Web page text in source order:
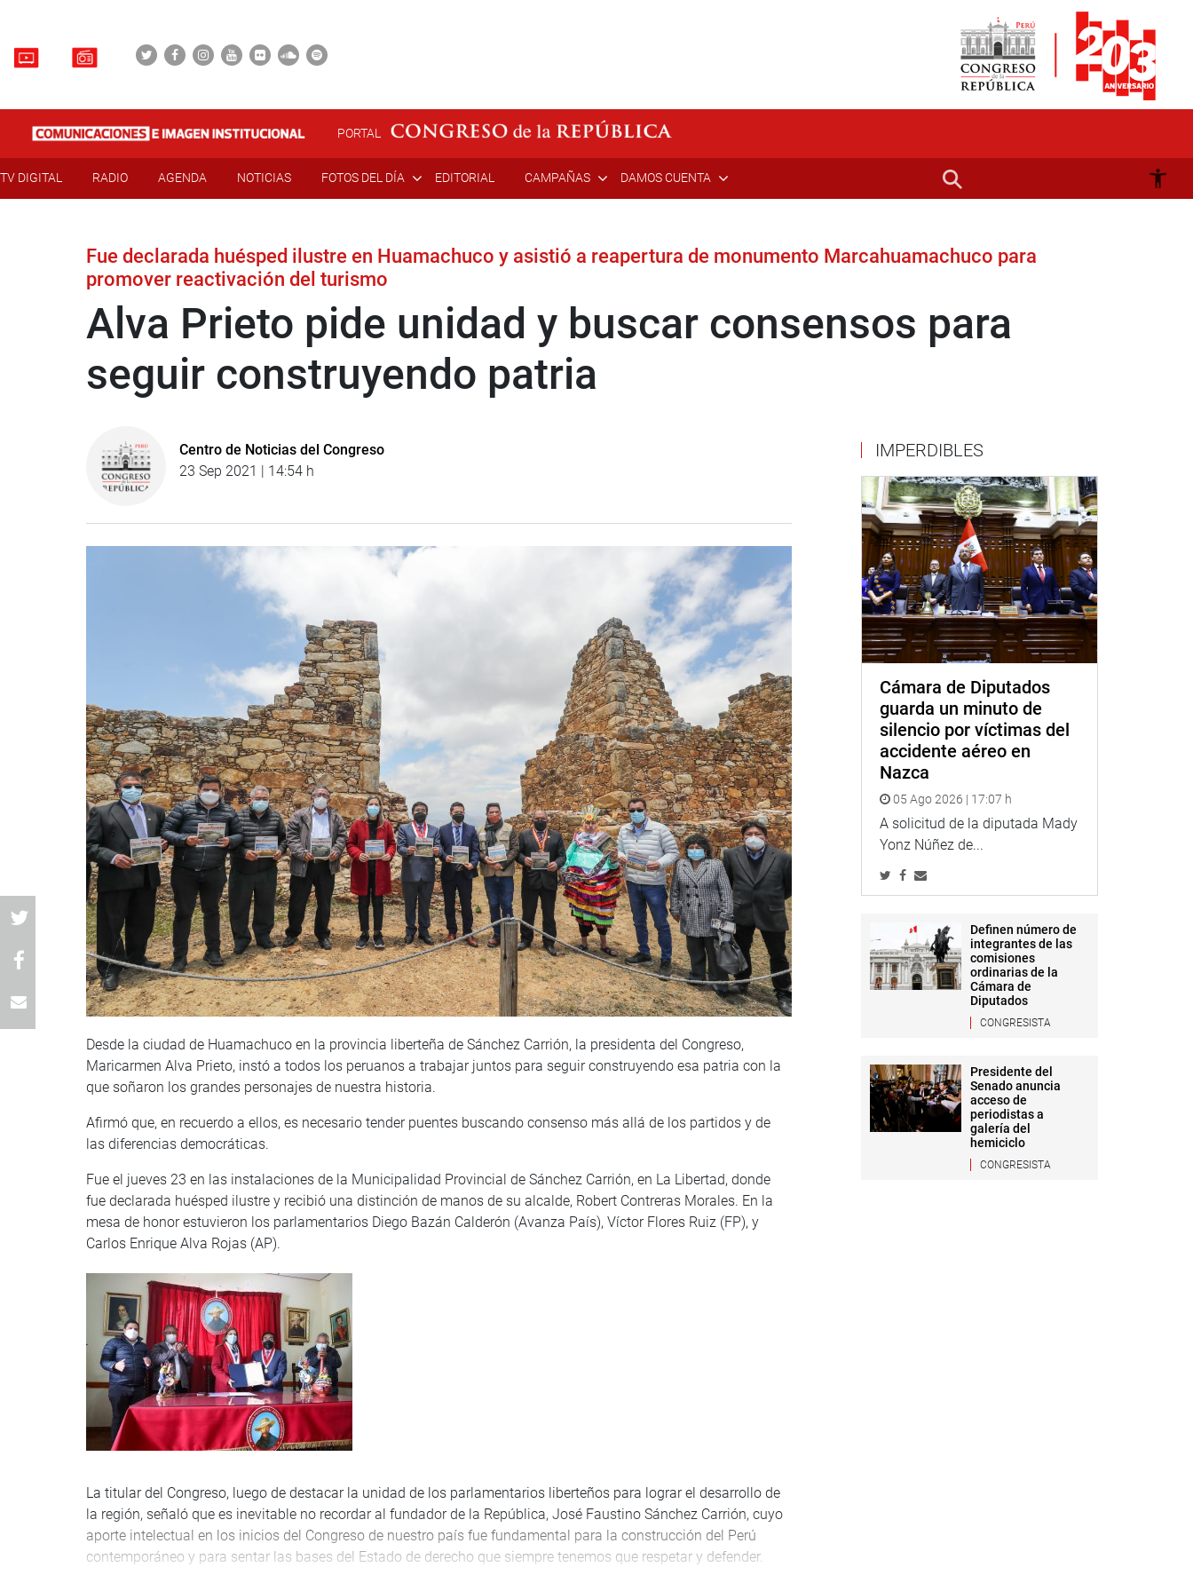
PORTAL
TV DIGITAL RADIO AGENDA NOTICIAS FOTOS DEL DÍA EDITORIAL CAMPAÑAS DAMOS CUENTA
Fue declarada huésped ilustre en Huamachuco y asistió a reapertura de monumento Marcahuamachuco para
promover reactivación del turismo
Alva Prieto pide unidad y buscar consensos para
seguir construyendo patria
Centro de Noticias del Congreso
23 Sep 2021 | 14:54 h
Desde la ciudad de Huamachuco en la provincia liberteña de Sánchez Carrión, la presidenta del Congreso,
Maricarmen Alva Prieto, instó a todos los peruanos a trabajar juntos para seguir construyendo esa patria con la
que soñaron los grandes personajes de nuestra historia.
Afirmó que, en recuerdo a ellos, es necesario tender puentes buscando consenso más allá de los partidos y de
las diferencias democráticas.
Fue el jueves 23 en las instalaciones de la Municipalidad Provincial de Sánchez Carrión, en La Libertad, donde
fue declarada huésped ilustre y recibió una distinción de manos de su alcalde, Robert Contreras Morales. En la
mesa de honor estuvieron los parlamentarios Diego Bazán Calderón (Avanza País), Víctor Flores Ruiz (FP), y
Carlos Enrique Alva Rojas (AP).
La titular del Congreso, luego de destacar la unidad de los parlamentarios liberteños para lograr el desarrollo de
la región, señaló que es inevitable no recordar al fundador de la República, José Faustino Sánchez Carrión, cuyo
aporte intelectual en los inicios del Congreso de nuestro país fue fundamental para la construcción del Perú
contemporáneo y para sentar las bases del Estado de derecho que siempre tenemos que respetar y defender.
IMPERDIBLES
Cámara de Diputados
guarda un minuto de
silencio por víctimas del
accidente aéreo en
Nazca
05 Ago 2026 | 17:07 h
A solicitud de la diputada Mady
Yonz Núñez de...
Definen número de
integrantes de las
comisiones
ordinarias de la
Cámara de
Diputados
CONGRESISTA
Presidente del
Senado anuncia
acceso de
periodistas a
galería del
hemiciclo
CONGRESISTA